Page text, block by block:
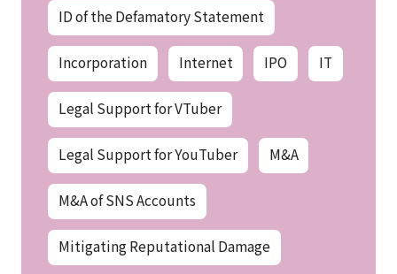
ID of the Defamatory Statement
Incorporation Internet IPO IT
Legal Support for VTuber
Legal Support for YouTuber M&A
M&A of SNS Accounts
Mitigating Reputational Damage